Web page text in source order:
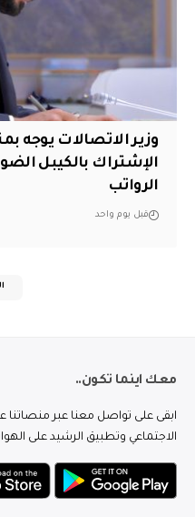
الإشتراك بالكيبل
الرواتب
قبل يوم واحد
معك اينما تكون..
ابقى على تواصل معنا عبر منصاتنا
الاجتماعي وتطبيق الرشيد على